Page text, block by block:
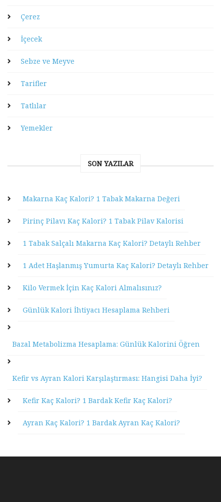
Çerez
İçecek
Sebze ve Meyve
Tarifler
Tatlılar
Yemekler
SON YAZILAR
Makarna Kaç Kalori? 1 Tabak Makarna Değeri
Pirinç Pilavı Kaç Kalori? 1 Tabak Pilav Kalorisi
1 Tabak Salçalı Makarna Kaç Kalori? Detaylı Rehber
1 Adet Haşlanmış Yumurta Kaç Kalori? Detaylı Rehber
Kilo Vermek İçin Kaç Kalori Almalısınız?
Günlük Kalori İhtiyacı Hesaplama Rehberi
Bazal Metabolizma Hesaplama: Günlük Kalorini Öğren
Kefir vs Ayran Kalori Karşılaştırması: Hangisi Daha İyi?
Kefir Kaç Kalori? 1 Bardak Kefir Kaç Kalori?
Ayran Kaç Kalori? 1 Bardak Ayran Kaç Kalori?